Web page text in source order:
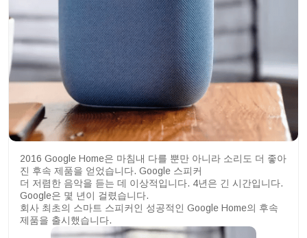
2016 Google Home은 마침내 다를 뿐만 아니라 소리도 더 좋아
진 후속 제품을 얻었습니다. Google 스피커
더 저렴한 음악을 듣는 데 이상적입니다. 4년은 긴 시간입니다.
Google은 몇 년이 걸렸습니다.
회사 최초의 스마트 스피커인 성공적인 Google Home의 후속
제품을 출시했습니다.